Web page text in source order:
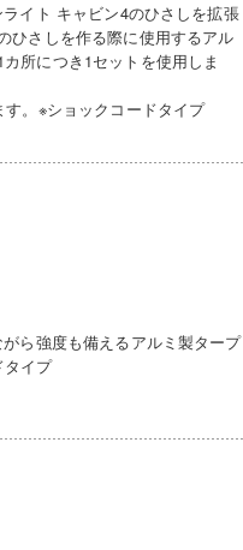
ライト キャビン4のひさしを拡張
ひさしを作る際に使用するアル
所につき1セットを使用しま
。※ショックコードタイプ
がら強度も備えるアルミ製タープ
タイプ